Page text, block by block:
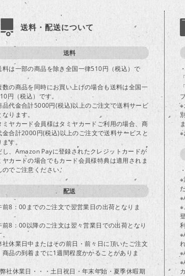
送料・配送について
送料
料は一部の商品を除き全国一律510円（税込）で
数の商品を同時にお買い上げの場合も送料は全国一
円（税込）です。
品代金合計5000円(税込)以上のご注文で送料サービ
なります。
ミヤカード会員様はタミヤカードご利用の場合、商
金合計2000円(税込)以上のご注文で送料サービスと
す。
し、Amazon Payに登録されたクレジットカードが
ヤカードの場合でもカード会員様特典は適用されま
のでご注意ください。
配送
前8：00までのご注文で翌営業日の出荷となりま
前8：00以降のご注文は翌々営業日での出荷となり
社休業日中またはその前日・前々日に頂いたご注文
商品の到着までに1週間程度かかることがありま
社休業日・・・土日祝日・年末年始・夏季休暇期
※
※
※
※